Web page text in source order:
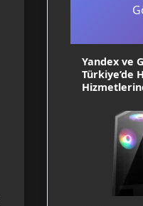
Yandex ve
Türkiye’de